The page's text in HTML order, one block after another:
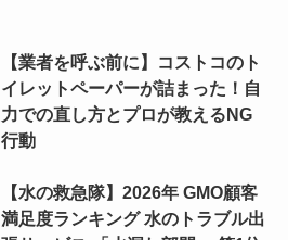
【業者を呼ぶ前に】コストコのト
イレットペーパーが詰まった！自
力での直し方とプロが教えるNG
行動
【水の救急隊】2026年 GMO顧客
満足度ランキング 水のトラブル出